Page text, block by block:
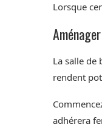
Lorsque
La salle
rendent
adhérera